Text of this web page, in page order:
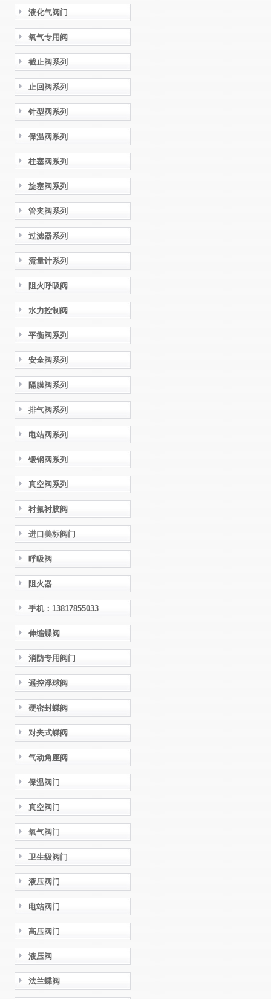
液化气阀门
氧气专用阀
截止阀系列
止回阀系列
针型阀系列
保温阀系列
柱塞阀系列
旋塞阀系列
管夹阀系列
过滤器系列
流量计系列
阻火呼吸阀
水力控制阀
平衡阀系列
安全阀系列
隔膜阀系列
排气阀系列
电站阀系列
锻钢阀系列
真空阀系列
衬氟衬胶阀
进口美标阀门
呼吸阀
阻火器
手机：13817855033
伸缩蝶阀
消防专用阀门
遥控浮球阀
硬密封蝶阀
对夹式蝶阀
气动角座阀
保温阀门
真空阀门
氧气阀门
卫生级阀门
液压阀门
电站阀门
高压阀门
液压阀
法兰蝶阀